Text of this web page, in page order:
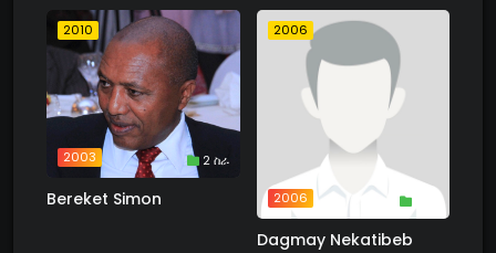
2010
2003 2 ስራ
Bereket Simon
2006
2006
Dagmay Nekatibeb